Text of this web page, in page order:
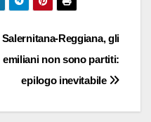
Salernitana-Reggiana, gli
emiliani non sono partiti:
epilogo inevitabile